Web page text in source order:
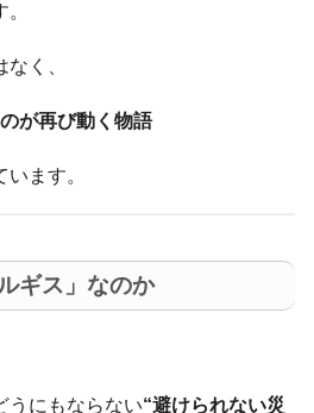
く、
が再び動く物語
ます。
ギス」なのか
うにもならない“避けられない災